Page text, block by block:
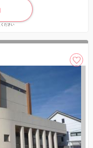
ださい